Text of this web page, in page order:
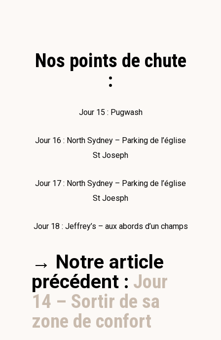
Nos points de chute
:
Jour 15 : Pugwash
Jour 16 : North Sydney – Parking de l’église
St Joseph
Jour 17 : North Sydney – Parking de l’église
St Joesph
Jour 18 : Jeffrey’s – aux abords d’un champs
→ Notre article
précédent : Jour
14 – Sortir de sa
zone de confort